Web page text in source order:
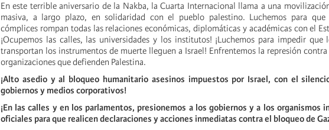
En este terrible aniversario de la Nakba, la Cuarta Internacional llama a una
masiva, a largo plazo, en solidaridad con el pueblo palestino. Luchemos para que
cómplices rompan todas las relaciones económicas, diplomáticas y académicas con el
¡Ocupemos las calles, las universidades y los institutos! ¡Luchemos para impedir que
transportan los instrumentos de muerte lleguen a Israel! Enfrentemos la represión contra
organizaciones que defienden Palestina.
¡Alto asedio y al bloqueo humanitario asesinos impuestos por Israel, con el
gobiernos y medios corporativos!
¡En las calles y en los parlamentos, presionemos a los gobiernos y a los organismos
oficiales para que realicen declaraciones y acciones inmediatas contra el bloqueo de